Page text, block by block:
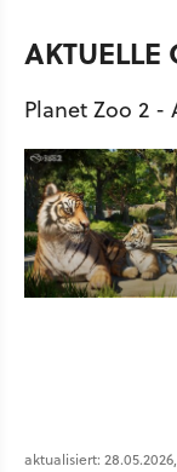
AKTUELLE
Planet Zoo 2 -
aktualisiert: